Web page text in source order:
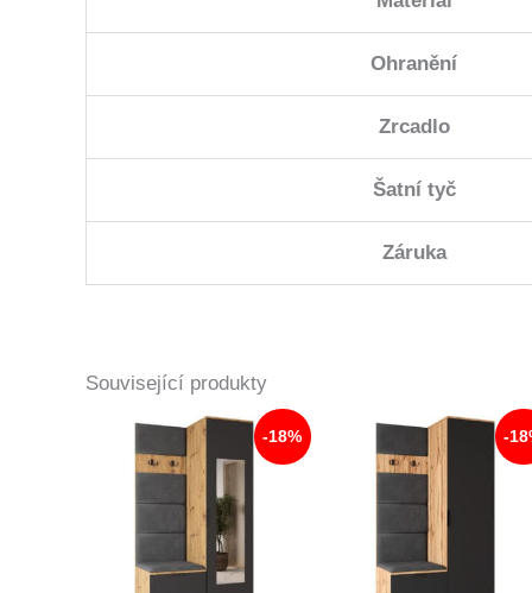
Ohranění
Zrcadlo
Šatní tyč
Záruka
Související produkty
-18% -